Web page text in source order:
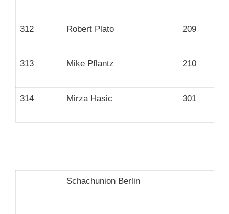
312 Robert Plato 209
313 Mike Pflantz 210
314 Mirza Hasic 301
Schachunion Berlin